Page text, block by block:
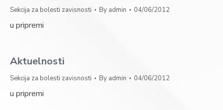
Sekcija za bolesti zavisnosti By admin 04/06/2012
u pripremi
Aktuelnosti
Sekcija za bolesti zavisnosti By admin 04/06/2012
u pripremi